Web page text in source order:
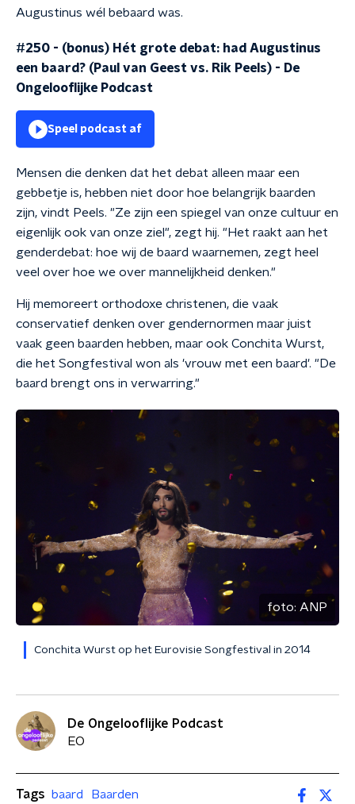
Augustinus wél bebaard was.
#250 - (bonus) Hét grote debat: had Augustinus
een baard? (Paul van Geest vs. Rik Peels) - De
Ongelooflijke Podcast
Speel podcast af
Mensen die denken dat het debat alleen maar een
gebbetje is, hebben niet door hoe belangrijk baarden
zijn, vindt Peels. "Ze zijn een spiegel van onze cultuur en
eigenlijk ook van onze ziel", zegt hij. "Het raakt aan het
genderdebat: hoe wij de baard waarnemen, zegt heel
veel over hoe we over mannelijkheid denken."
Hij memoreert orthodoxe christenen, die vaak
conservatief denken over gendernormen maar juist
vaak geen baarden hebben, maar ook Conchita Wurst,
die het Songfestival won als 'vrouw met een baard'. "De
baard brengt ons in verwarring."
foto: ANP
Conchita Wurst op het Eurovisie Songfestival in 2014
De Ongelooflijke Podcast
EO
Tags baard
Baarden